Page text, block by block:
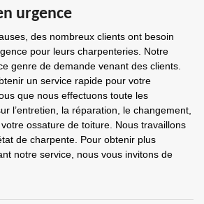
urgence
des nombreux clients ont besoin
pour leurs charpenteries. Notre
genre de demande venant des clients.
un service rapide pour votre
que nous effectuons toute les
l’entretien, la réparation, le changement,
ossature de toiture. Nous travaillons
de charpente. Pour obtenir plus
notre service, nous vous invitons de